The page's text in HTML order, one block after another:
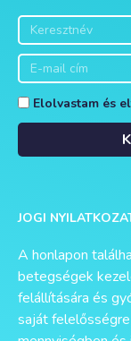
Elolvastam és
JOGI
A honlapon
betegségek
felállítására és
saját